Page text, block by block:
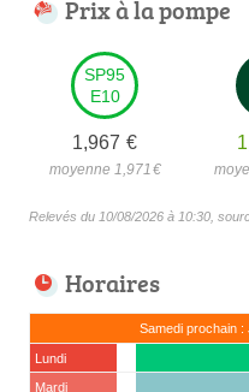
Prix à la pompe
SP95
E10
1,967 €
moyenne 1,971 €
Relevés du 10/08/2026 à 10:30,
Horaires
Samedi prochain :
Lundi
Mardi